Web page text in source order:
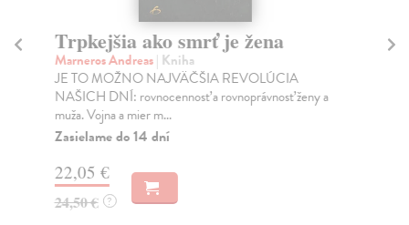
Trpkejšia ako smrť je žena
Marneros Andreas| Kniha
JE TO MOŽNO NAJVÄČŠIA REVOLÚCIA
NAŠICH DNÍ: rovnocennosť a rovnoprávnosť ženy a
muža. Vojna a mier m...
Zasielame do 14 dní
22,05 €
24,50 € ?